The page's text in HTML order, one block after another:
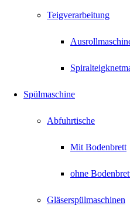
Teigverarbeitung
Spülmaschine
Abfuhrtische
Mit Bodenbrett
ohne
Gläserspülmaschinen